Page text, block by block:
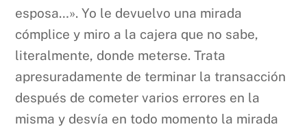
esposa…». Yo le devuelvo una mirada
cómplice y miro a la cajera que no sabe,
literalmente, donde meterse. Trata
apresuradamente de terminar la transacción
después de cometer varios errores en la
misma y desvía en todo momento la mirada